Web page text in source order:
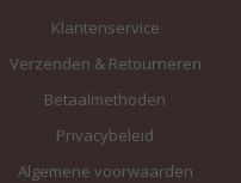
Klantenservice
Verzenden & Retourneren
Betaalmethoden
Privacybeleid
Algemene voorwaarden